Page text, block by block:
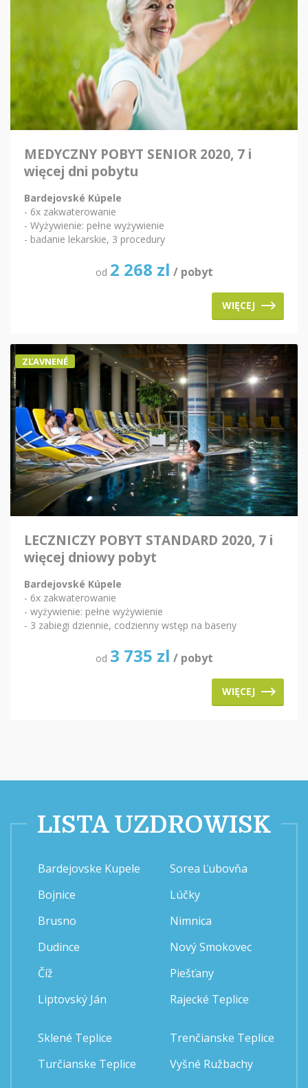
MEDYCZNY POBYT SENIOR 2020, 7 i
więcej dni pobytu
Bardejovské Kúpele
- 6x zakwaterowanie
- Wyżywienie: pełne wyżywienie
- badanie lekarskie, 3 procedury
od 2 268 zl / pobyt
WIĘCEJ
ZĽAVNENÉ
LECZNICZY POBYT STANDARD 2020, 7 i
więcej dniowy pobyt
Bardejovské Kúpele
- 6x zakwaterowanie
- wyżywienie: pełne wyżywienie
- 3 zabiegi dziennie, codzienny wstęp na baseny
od 3 735 zl / pobyt
WIĘCEJ
LISTA UZDROWISK
Bardejovske Kupele
Bojnice
Brusno
Dudince
Číž
Liptovský Ján
Sorea Ľubovňa
Lúčky
Nimnica
Nový Smokovec
Piešťany
Rajecké Teplice
Sklené Teplice
Turčianske Teplice
Trenčianske Teplice
Vyšné Ružbachy